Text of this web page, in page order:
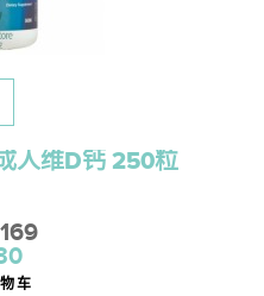
人维D钙 250粒
车